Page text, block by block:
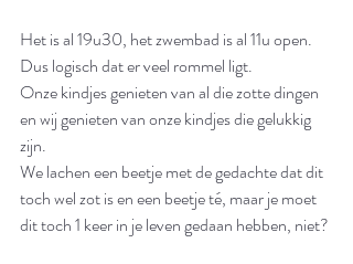
Het is al 19u30, het zwembad is al 11u open.
Dus logisch dat er veel rommel ligt.
Onze kindjes genieten van al die zotte dingen
en wij genieten van onze kindjes die gelukkig
zijn.
We lachen een beetje met de gedachte dat dit
toch wel zot is en een beetje té, maar je moet
dit toch 1 keer in je leven gedaan hebben, niet?